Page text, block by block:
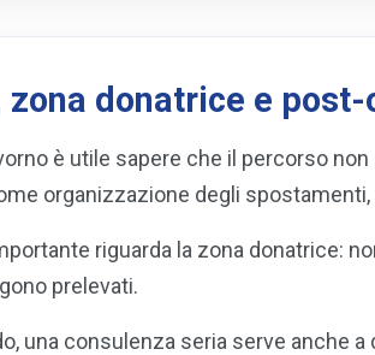
zona donatrice e
è utile sapere che il percorso
organizzazione degli
riguarda la zona donatrice:
prelevati.
una consulenza seria serve anche